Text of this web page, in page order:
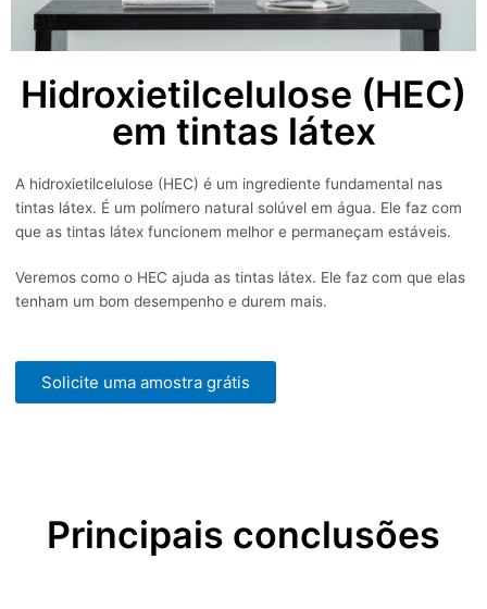
Hidroxietilcelulose (HEC)
em tintas látex
A hidroxietilcelulose (HEC) é um ingrediente fundamental nas
tintas látex. É um polímero natural solúvel em água. Ele faz com
que as tintas látex funcionem melhor e permaneçam estáveis.
Veremos como o HEC ajuda as tintas látex. Ele faz com que elas
tenham um bom desempenho e durem mais.
Solicite uma amostra grátis
Principais conclusões